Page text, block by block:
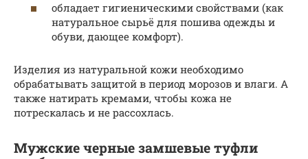
обладает гигиеническими свойствами (как
натуральное сырьё для пошива одежды и
обуви, дающее комфорт).
Изделия из натуральной кожи необходимо
обрабатывать защитой в период морозов и влаги. А
также натирать кремами, чтобы кожа не
потрескалась и не рассохлась.
Мужские черные замшевые туфли